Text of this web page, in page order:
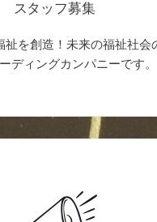
スタッフ募集
祉を創造！未来の福祉社会
ディングカンパニーです。